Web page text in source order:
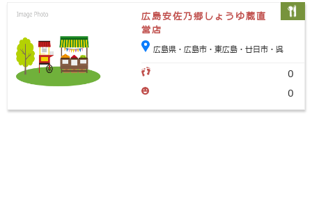
広島安佐乃郷しょうゆ蔵直
営店
広島県・広島市・東広島・廿日市・呉
0
0